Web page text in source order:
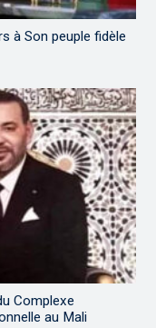
à Son peuple fidèle
Complexe
au Mali